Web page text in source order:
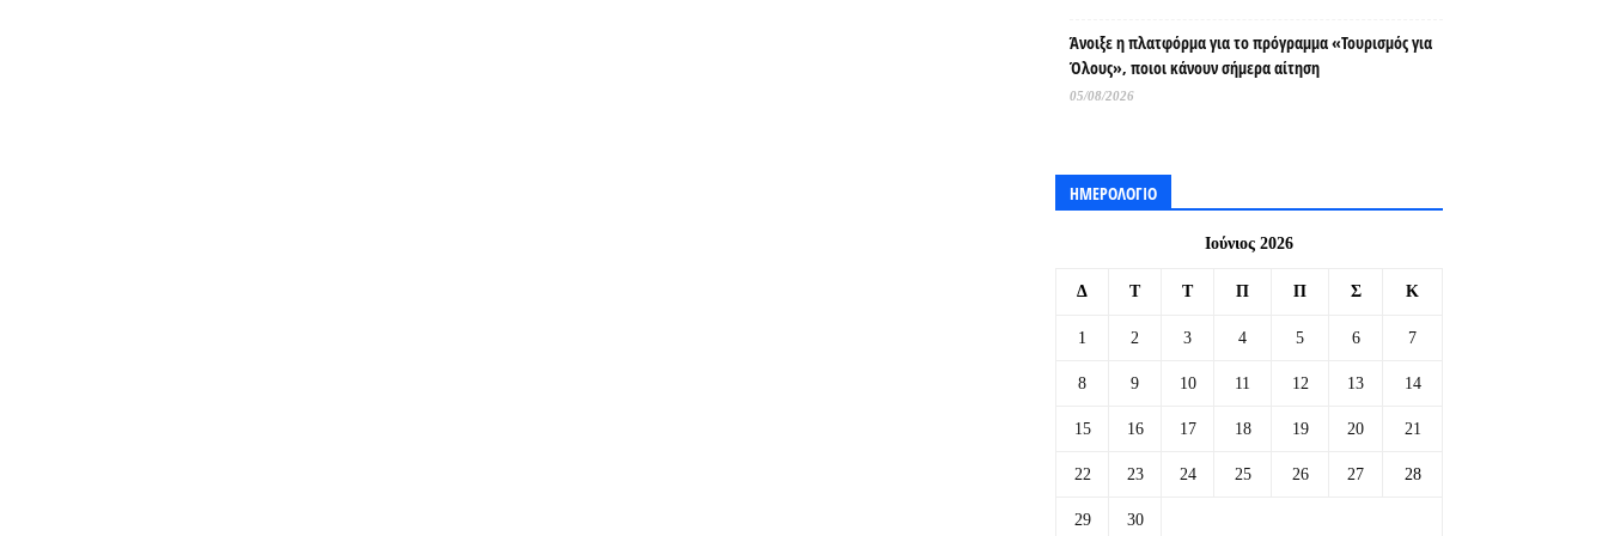
Άνοιξε η πλατφόρμα για το πρόγραμμα «Τουρισμός για
Όλους», ποιοι κάνουν σήμερα αίτηση
05/08/2026
ΗΜΕΡΟΛΟΓΙΟ
Ιούνιος 2026
Δ Τ Τ Π Π Σ Κ
1 2 3 4 5 6 7
8 9 10 11 12 13 14
15 16 17 18 19 20 21
22 23 24 25 26 27 28
29 30